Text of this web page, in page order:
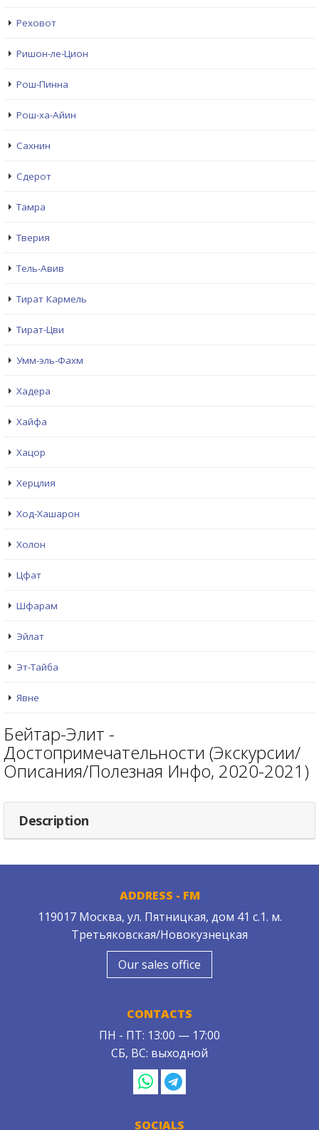
Реховот
Ришон-ле-Цион
Рош-Пинна
Рош-ха-Айин
Сахнин
Сдерот
Тамра
Тверия
Тель-Авив
Тират Кармель
Тират-Цви
Умм-эль-Фахм
Хадера
Хайфа
Хацор
Херцлия
Ход-Хашарон
Холон
Цфат
Шфарам
Эйлат
Эт-Тайба
Явне
Бейтар-Элит -
Достопримечательности (Экскурсии/
Описания/Полезная Инфо, 2020-2021)
Description
ADDRESS - FM
119017 Москва, ул. Пятницкая, дом 41 с.1. м.
Третьяковская/Новокузнецкая
Our sales office
CONTACTS
ПН - ПТ: 13:00 — 17:00
СБ, ВС: выходной
SOCIALS